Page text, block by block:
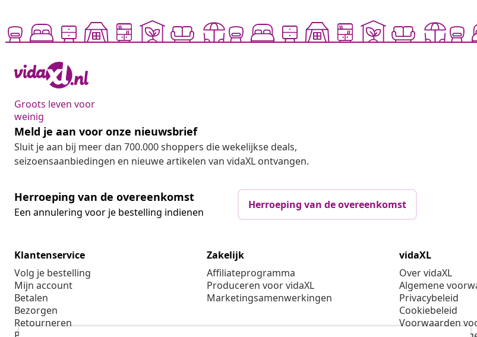
Groots leven voor
weinig
Meld je aan voor onze nieuwsbrief
Sluit je aan bij meer dan 700.000 shoppers die wekelijkse deals,
seizoensaanbiedingen en nieuwe artikelen van vidaXL ontvangen.
Herroeping van de overeenkomst
Een annulering voor je bestelling indienen
Herroeping van de overeenkomst
Klantenservice
Volg je bestelling
Mijn account
Betalen
Bezorgen
Retourneren
Zakelijk
Affiliateprogramma
Produceren voor vidaXL
Marketingsamenwerkingen
vidaXL
Over vidaXL
Algemene
Privacybeleid
Cookiebeleid
Voorwaarden